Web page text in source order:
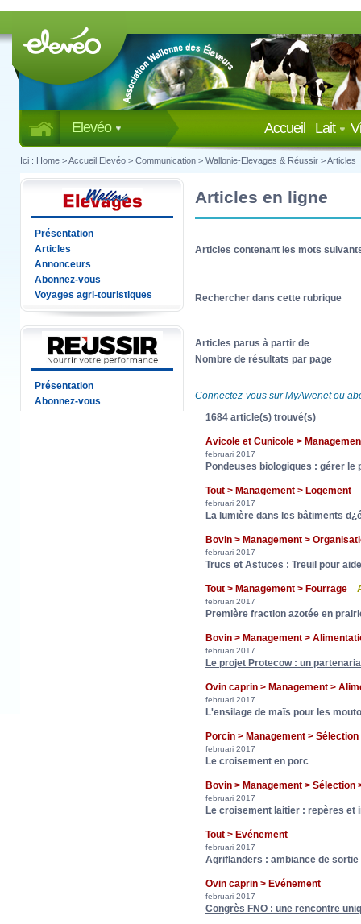
Elevéo Lait
Accueil
Ici : Home >Accueil Elevéo > Communication > Wallonie-Elevages & Réussir >Articles
Présentation
Articles
Annonceurs
Abonnez-vous
Voyages agri-touristiques
Présentation
Abonnez-vous
Articles en ligne
Articles contenant les mots
Rechercher dans cette rubrique
Articles parus à partir de
Nombre de résultats par page
Connectez-vous surMyAwenetou
1684 article(s) trouvé(s)
Avicole et Cunicole >
februari 2017
Pondeuses biologiques : gérer le
Tout > Management > Logement
februari 2017
La lumière dans les bâtiments
Bovin > Management >
februari 2017
Trucs et Astuces : Treuil pour
Tout > Management > Fourrage
februari 2017
Première fraction azotée en
Bovin > Management >
februari 2017
Le projet Protecow : un
Ovin caprin > Management >
februari 2017
L'ensilage de maïs pour les
Porcin > Management >
februari 2017
Le croisement en porc
Bovin > Management >
februari 2017
Le croisement laitier : repères
Tout > Evénement
februari 2017
Agriflanders : ambiance de sortie
Ovin caprin > Evénement
februari 2017
Congrès FNO : une rencontre